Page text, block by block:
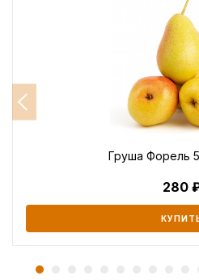
Груша Форель
280